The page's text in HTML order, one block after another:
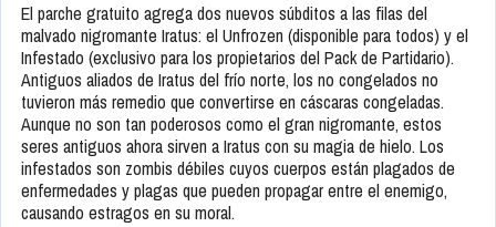
El parche gratuito agrega dos nuevos súbditos a las filas del
malvado nigromante Iratus: el Unfrozen (disponible para todos) y el
Infestado (exclusivo para los propietarios del Pack de Partidario).
Antiguos aliados de Iratus del frío norte, los no congelados no
tuvieron más remedio que convertirse en cáscaras congeladas.
Aunque no son tan poderosos como el gran nigromante, estos
seres antiguos ahora sirven a Iratus con su magia de hielo. Los
infestados son zombis débiles cuyos cuerpos están plagados de
enfermedades y plagas que pueden propagar entre el enemigo,
causando estragos en su moral.